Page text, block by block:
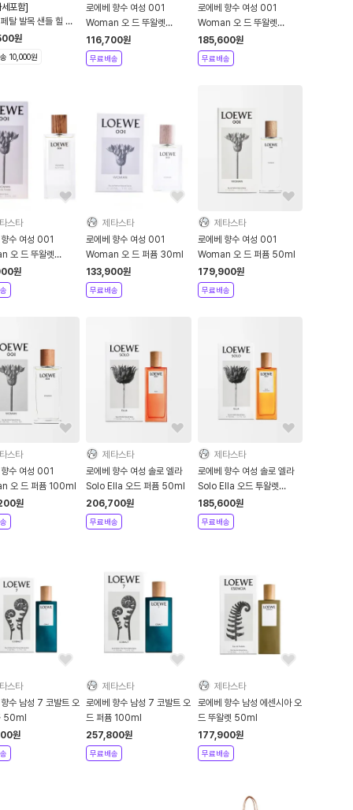
포함]
탈 발목 샌들 힐 다
L815283X19
원
10,000원
로에베 향수 여성 001
Woman 오 드 뚜왈렛
30ml
116,700원
무료배송
로에베 향수 여성 001
Woman 오 드 뚜왈렛
50ml
185,600원
무료배송
스타
수 여성 001
오 드 뚜왈렛
원
제타스타
로에베 향수 여성 001
Woman 오 드 퍼퓸 30ml
133,900원
무료배송
제타스타
로에베 향수 여성 001
Woman 오 드 퍼퓸 50ml
179,900원
무료배송
스타
수 여성 001
오 드 퍼퓸 100ml
원
제타스타
로에베 향수 여성 솔로 엘라
Solo Ella 오드 퍼퓸 50ml
206,700원
무료배송
제타스타
로에베 향수 여성 솔로 엘라
Solo Ella 오드 투왈렛
50ml
185,600원
무료배송
스타
수 남성 7 코발트 오
50ml
원
제타스타
로에베 향수 남성 7 코발트 오
드 퍼퓸 100ml
257,800원
무료배송
제타스타
로에베 향수 남성 에센시아 오
드 뚜왈렛 50ml
177,900원
무료배송